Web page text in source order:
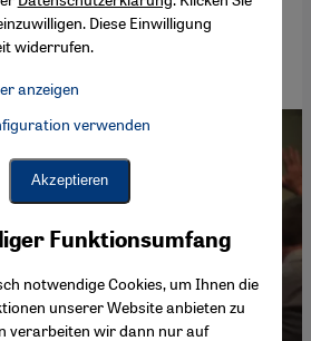
عربي
Funktionsumfang
notwendige Cookies, um Ihnen die
unserer Website anbieten zu
verarbeiten wir dann nur auf
Diese Einwilligung
widerrufen.
anzeigen
Facebook Connect, Google Maps Embed,
/ Facebook Connect
verwenden
Akzeptieren